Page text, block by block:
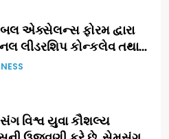
એક્સેલન્સ ફોરમ દ્વારા
લીડરશિપ કોન્કલેવ તથા
સમ્માન ૨૦૨૬નો ભવ્ય અને
વિશ્વ યુવા કૌશલ્ય